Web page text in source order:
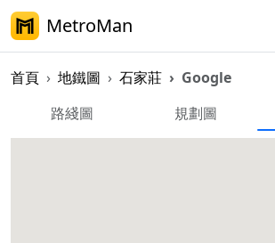
MetroMan
首頁 地鐵圖 石家莊 Google
石家莊地鐵 Google 地圖
路綫圖 規劃圖